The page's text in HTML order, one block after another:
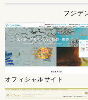
フジデ
オフィシャルサイト